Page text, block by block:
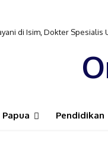
Bergerak Dinkes PB
Papua Pendidikan